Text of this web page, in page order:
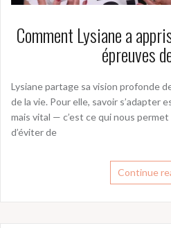
Comment Lysiane a
épreuves
Lysiane partage sa vision profonde
de la vie. Pour elle, savoir s’adapter
mais vital — c’est ce qui nous
d’éviter de
Continue